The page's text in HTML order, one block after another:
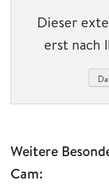
Dieser
erst nach
Weitere
Cam: